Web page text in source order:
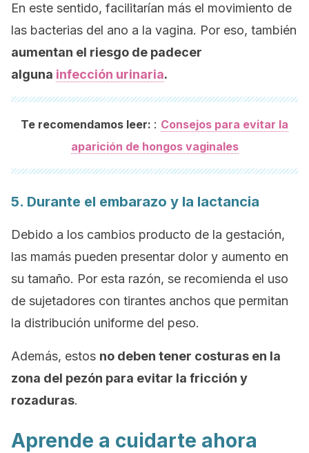
En este sentido, facilitarían más el movimiento de
las bacterias del ano a la vagina. Por eso, también
aumentan el riesgo de padecer
alguna infección urinaria.
Te recomendamos leer: : Consejos para evitar la
aparición de hongos vaginales
5. Durante el embarazo y la lactancia
Debido a los cambios producto de la gestación,
las mamás pueden presentar dolor y aumento en
su tamaño. Por esta razón, se recomienda el uso
de sujetadores con tirantes anchos que permitan
la distribución uniforme del peso.
Además, estos no deben tener costuras en la
zona del pezón para evitar la fricción y
rozaduras.
Aprende a cuidarte ahora